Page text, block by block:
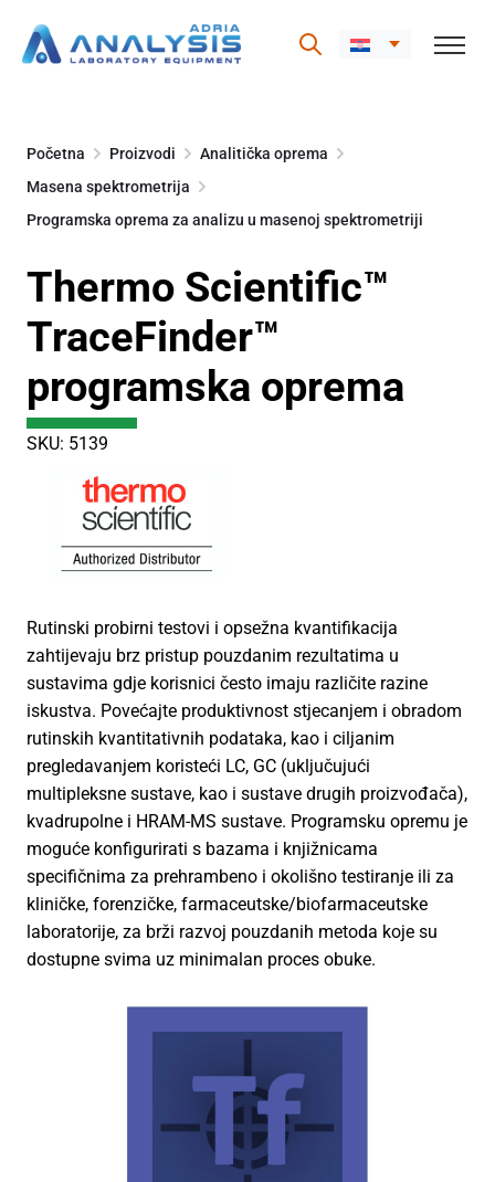
content
Početna Proizvodi
Analitička oprema
Masena spektrometrija
Programska oprema za analizu u masenoj spektrometriji
Thermo Scientific™
TraceFinder™
programska oprema
SKU: 5139
Rutinski probirni testovi i opsežna kvantifikacija
zahtijevaju brz pristup pouzdanim rezultatima u
sustavima gdje korisnici često imaju različite razine
iskustva. Povećajte produktivnost stjecanjem i obradom
rutinskih kvantitativnih podataka, kao i ciljanim
pregledavanjem koristeći LC, GC (uključujući
multipleksne sustave, kao i sustave drugih proizvođača),
kvadrupolne i HRAM-MS sustave. Programsku opremu je
moguće konfigurirati s bazama i knjižnicama
specifičnima za prehrambeno i okolišno testiranje ili za
kliničke, forenzičke, farmaceutske/biofarmaceutske
laboratorije, za brži razvoj pouzdanih metoda koje su
dostupne svima uz minimalan proces obuke.